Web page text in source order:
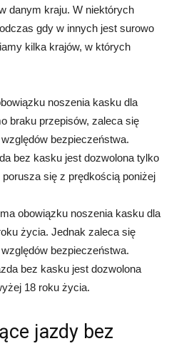
danym kraju. W niektórych
gdy w innych jest surowo
kilka krajów, w których
noszenia kasku dla
braku przepisów, zaleca się
bezpieczeństwa.
bez kasku jest dozwolona tylko
się z prędkością poniżej
obowiązku noszenia kasku dla
życia. Jednak zaleca się
bezpieczeństwa.
bez kasku jest dozwolona
18 roku życia.
jazdy bez